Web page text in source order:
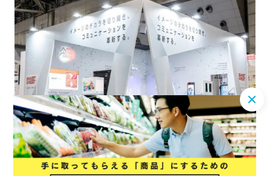
画像出典：株式会社アイ・ピー・シー